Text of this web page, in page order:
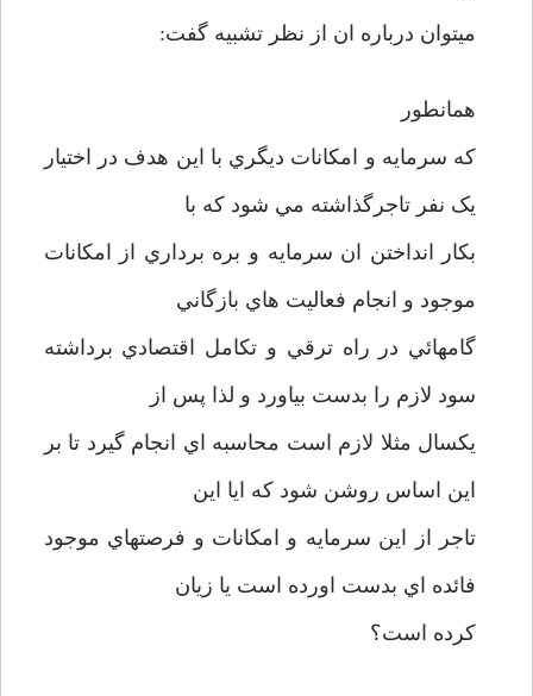
ميتوان درباره ان از نظر تشبيه گفت:
همانطور
که سرمايه و امکانات ديگري با اين هدف در اختيار
يک نفر تاجرگذاشته مي شود که با
بکار انداختن ان سرمايه و بره برداري از امکانات
موجود و انجام فعاليت هاي بازگاني
گامهائي در راه ترقي و تکامل اقتصادي برداشته
سود لازم را بدست بياورد و لذا پس از
يکسال مثلا لازم است محاسبه اي انجام گيرد تا بر
اين اساس روشن شود که ايا اين
تاجر از اين سرمايه و امکانات و فرصتهاي موجود
فائده اي بدست اورده است يا زيان
کرده است؟